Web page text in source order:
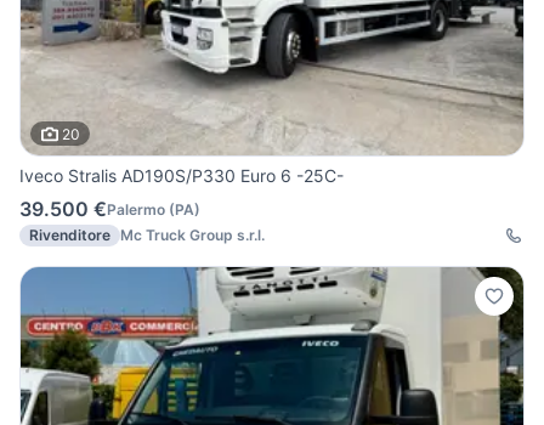
20
Iveco Stralis AD190S/P330 Euro 6 -25C-
39.500 €Palermo (PA)
Rivenditore Mc Truck Group s.r.l.